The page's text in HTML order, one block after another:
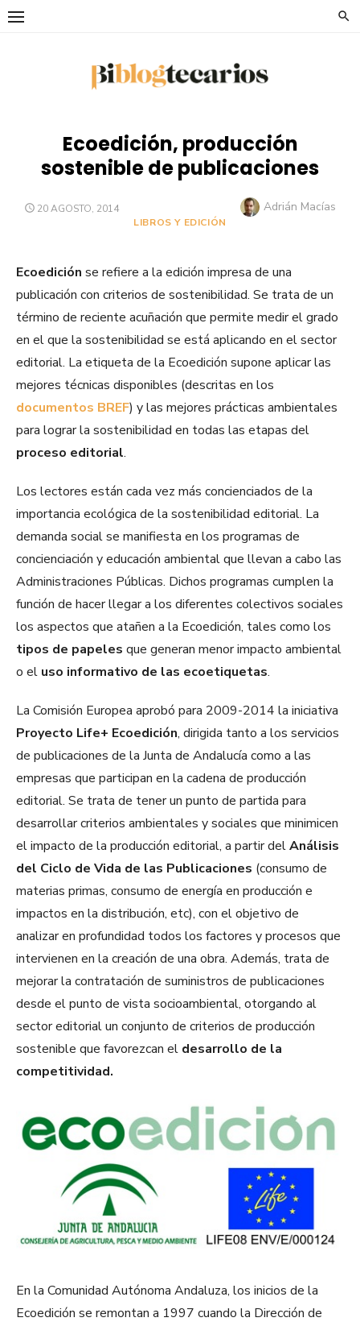
Saltar
Ecoedición, producción
sostenible de publicaciones
PUBLICADO
20 AGOSTO, 2014 Autor
Adrián Macías
LIBROS Y EDICIÓN
Ecoedición se refiere a la edición impresa de una
publicación con criterios de sostenibilidad. Se trata de un
término de reciente acuñación que permite medir el grado
en el que la sostenibilidad se está aplicando en el sector
editorial. La etiqueta de la Ecoedición supone aplicar las
mejores técnicas disponibles (descritas en los
documentos BREF) y las mejores prácticas ambientales
para lograr la sostenibilidad en todas las etapas del
proceso editorial.
Los lectores están cada vez más concienciados de la
importancia ecológica de la sostenibilidad editorial. La
demanda social se manifiesta en los programas de
concienciación y educación ambiental que llevan a cabo las
Administraciones Públicas. Dichos programas cumplen la
función de hacer llegar a los diferentes colectivos sociales
los aspectos que atañen a la Ecoedición, tales como los
tipos de papeles que generan menor impacto ambiental
o el uso informativo de las ecoetiquetas.
La Comisión Europea aprobó para 2009-2014 la iniciativa
Proyecto Life+ Ecoedición, dirigida tanto a los servicios
de publicaciones de la Junta de Andalucía como a las
empresas que participan en la cadena de producción
editorial. Se trata de tener un punto de partida para
desarrollar criterios ambientales y sociales que minimicen
el impacto de la producción editorial, a partir delAnálisis
del Ciclo de Vida de las Publicaciones (consumo de
materias primas, consumo de energía en producción e
impactos en la distribución, etc), con el objetivo de
analizar en profundidad todos los factores y procesos que
intervienen en la creación de una obra. Además, trata de
mejorar la contratación de suministros de publicaciones
desde el punto de vista socioambiental, otorgando al
sector editorial un conjunto de criterios de producción
sostenible que favorezcan el desarrollo de la
competitividad.
En la Comunidad Autónoma Andaluza, los inicios de la
Ecoedición se remontan a 1997 cuando la Dirección de